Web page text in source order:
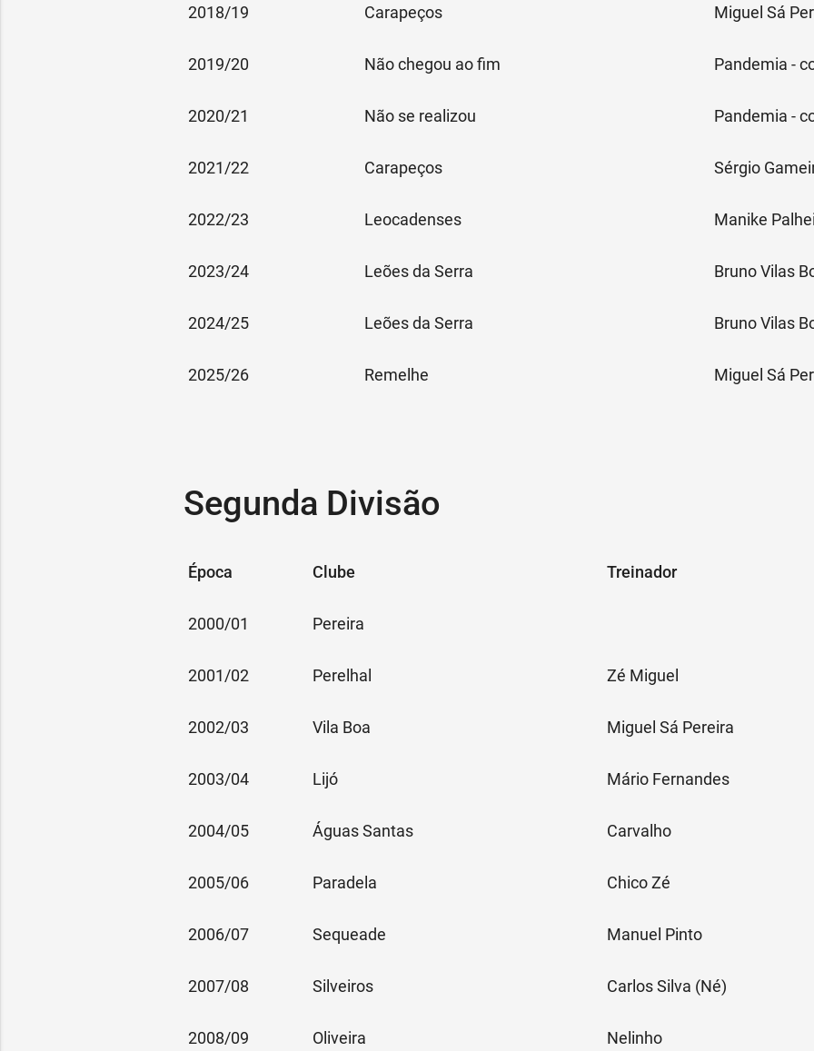
2018/19 Carapeços Miguel Sá
2019/20 Não chegou ao fim Pandemia -
2020/21 Não se realizou Pandemia -
2021/22 Carapeços Sérgio
2022/23 Leocadenses Manike
2023/24 Leões da Serra Bruno Vilas
2024/25 Leões da Serra Bruno Vilas
2025/26 Remelhe Miguel Sá
Segunda Divisão
Época Clube Treinador
2000/01 Pereira
2001/02 Perelhal Zé Miguel
2002/03 Vila Boa Miguel Sá Pereira
2003/04 Lijó Mário Fernandes
2004/05 Águas Santas Carvalho
2005/06 Paradela Chico Zé
2006/07 Sequeade Manuel Pinto
2007/08 Silveiros Carlos Silva (Né)
2008/09 Oliveira Nelinho